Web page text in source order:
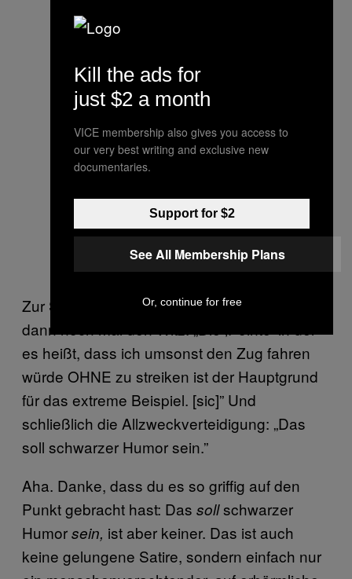
Zur Sicherheit erklärt der Pausen-Polemiker
dann noch mal den Witz: „Die ‚Pointe’ in der
es heißt, dass ich umsonst den Zug fahren
würde OHNE zu streiken ist der Hauptgrund
für das extreme Beispiel. [sic]” Und
schließlich die Allzweckverteidigung: „Das
soll schwarzer Humor sein.”
Aha. Danke, dass du es so griffig auf den
Punkt gebracht hast: Das sollschwarzer
Humorsein, ist aber keiner. Das ist auch
keine gelungene Satire, sondern einfach nur
Kill the ads for
just $2 a month
VICE membership also gives you access to
our very best writing and exclusive new
documentaries.
Support for $2
See All Membership Plans
Or, continue for free